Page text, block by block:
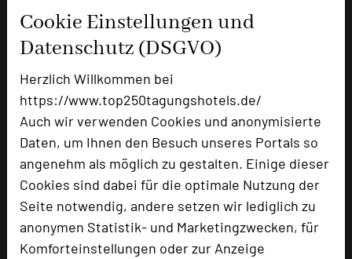
Cookie Einstellungen und
Datenschutz (DSGVO)
Herzlich Willkommen bei
https://www.top250tagungshotels.de/
Auch wir verwenden Cookies und anonymisierte
Daten, um Ihnen den Besuch unseres Portals so
angenehm als möglich zu gestalten. Einige dieser
Cookies sind dabei für die optimale Nutzung der
Seite notwendig, andere setzen wir lediglich zu
anonymen Statistik- und Marketingzwecken, für
Komforteinstellungen oder zur Anzeige
Ausstellungsfläche
Zimmer
Doppelzimmer
Einzelzimmer
Juniorsuiten
Besonders geeignet für
Seminar, Klausur, Event, Kreativprozesse